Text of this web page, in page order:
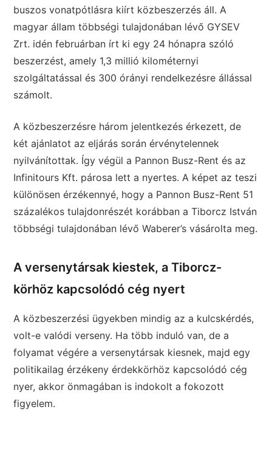
buszos vonatpótlásra kiírt közbeszerzés áll. A
magyar állam többségi tulajdonában lévő GYSEV
Zrt. idén februárban írt ki egy 24 hónapra szóló
beszerzést, amely 1,3 millió kilométernyi
szolgáltatással és 300 órányi rendelkezésre állással
számolt.
A közbeszerzésre három jelentkezés érkezett, de
két ajánlatot az eljárás során érvénytelennek
nyilvánítottak. Így végül a Pannon Busz-Rent és az
Infinitours Kft. párosa lett a nyertes. A képet az teszi
különösen érzékennyé, hogy a Pannon Busz-Rent 51
százalékos tulajdonrészét korábban a Tiborcz István
többségi tulajdonában lévő Waberer’s vásárolta meg.
A versenytársak kiestek, a Tiborcz-
körhöz kapcsolódó cég nyert
A közbeszerzési ügyekben mindig az a kulcskérdés,
volt-e valódi verseny. Ha több induló van, de a
folyamat végére a versenytársak kiesnek, majd egy
politikailag érzékeny érdekkörhöz kapcsolódó cég
nyer, akkor önmagában is indokolt a fokozott
figyelem.